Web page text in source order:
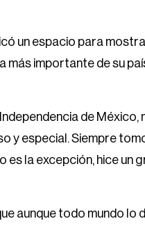
un espacio para
más importante de su
de
y especial. Siempre
es la excepción, hice un
aunque todo mundo lo